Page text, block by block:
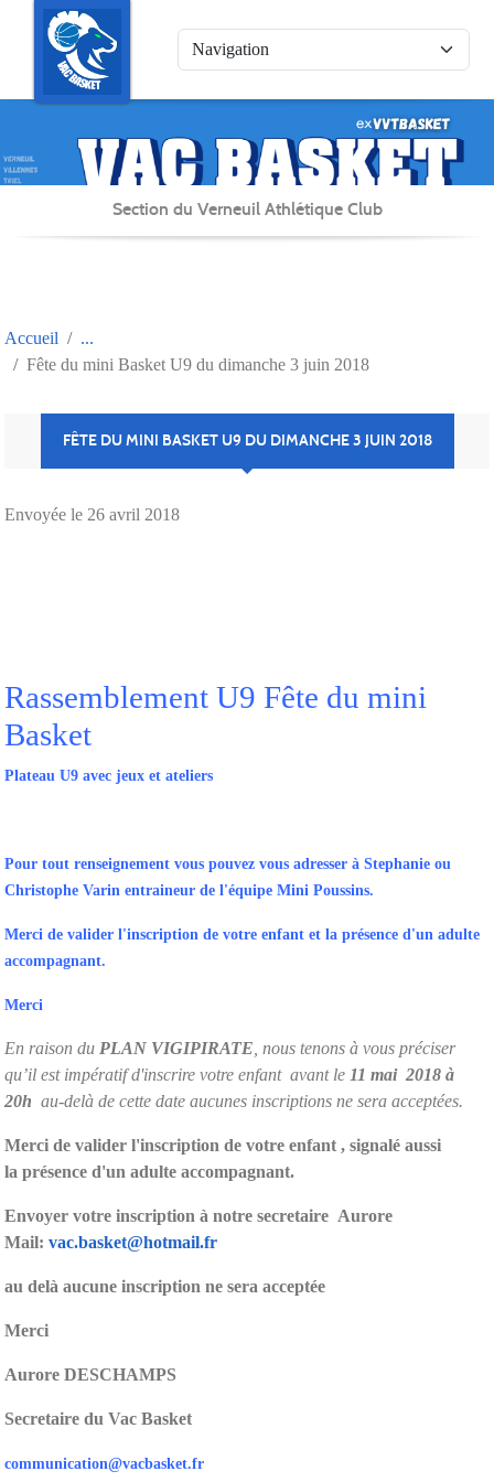
Section du Verneuil Athlétique Club
Accueil
Fête du mini Basket U9 du dimanche 3 juin 2018
FÊTE DU MINI BASKET U9 DU DIMANCHE 3 JUIN 2018
Envoyée le 26 avril 2018
Rassemblement U9 Fête du mini
Basket
Plateau U9 avec jeux et ateliers
Pour tout renseignement vous pouvez vous adresser à Stephanie ou
Christophe Varin entraineur de l'équipe Mini Poussins.
Merci de valider l'inscription de votre enfant et la présence d'un adulte
accompagnant.
Merci
En raison du PLAN VIGIPIRATE , nous tenons à vous préciser
qu’il est impératif d'inscrire votre enfant avant le 11 mai 2018 à
20h au-delà de cette date aucunes inscriptions ne sera acceptées.
Merci de valider l'inscription de votre enfant , signalé aussi
la présence d'un adulte accompagnant.
Envoyer votre inscription à notre secretaire Aurore
Mail: vac.basket@hotmail.fr
au delà aucune inscription ne sera acceptée
Merci
Aurore DESCHAMPS
Secretaire du Vac Basket
communication@vacbasket.fr
Panneau de gestion des cookies